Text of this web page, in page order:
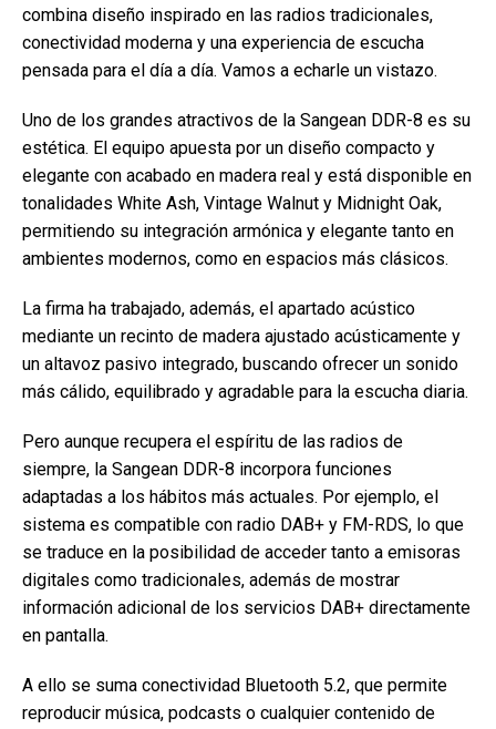
combina diseño inspirado en las radios tradicionales,
conectividad moderna y una experiencia de escucha
pensada para el día a día. Vamos a echarle un vistazo.
Uno de los grandes atractivos de la Sangean DDR-8 es su
estética. El equipo apuesta por un diseño compacto y
elegante con acabado en madera real y está disponible en
tonalidades White Ash, Vintage Walnut y Midnight Oak,
permitiendo su integración armónica y elegante tanto en
ambientes modernos, como en espacios más clásicos.
La firma ha trabajado, además, el apartado acústico
mediante un recinto de madera ajustado acústicamente y
un altavoz pasivo integrado, buscando ofrecer un sonido
más cálido, equilibrado y agradable para la escucha diaria.
Pero aunque recupera el espíritu de las radios de
siempre, la Sangean DDR-8 incorpora funciones
adaptadas a los hábitos más actuales. Por ejemplo, el
sistema es compatible con radio DAB+ y FM-RDS, lo que
se traduce en la posibilidad de acceder tanto a emisoras
digitales como tradicionales, además de mostrar
información adicional de los servicios DAB+ directamente
en pantalla.
A ello se suma conectividad Bluetooth 5.2, que permite
reproducir música, podcasts o cualquier contenido de